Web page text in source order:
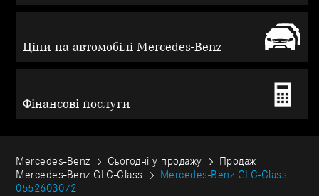
Ціни на автомобілі Mercedes-Benz
Фінансові послуги
Mercedes-Benz Сьогодні у продажу
Продаж
Mercedes-Benz GLC-Class
Mercedes-Benz GLC-Class
0552603072